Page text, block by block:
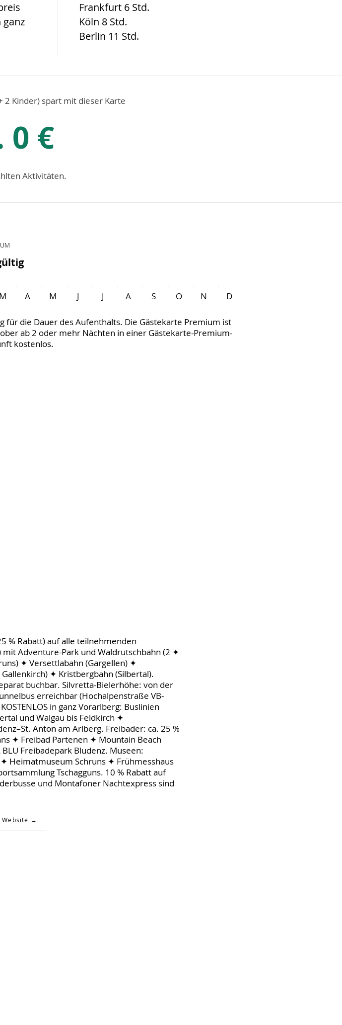
Frankfurt 6 Std.
Köln 8 Std.
Berlin 11 Std.
2 Kinder) spart mit dieser Karte
0 €
Aktivitäten.
M A M J J A S O N D
für die Dauer des Aufenthalts. Die Gästekarte Premium ist
ab 2 oder mehr Nächten in einer Gästekarte-Premium-
kostenlos.
% Rabatt) auf alle teilnehmenden
Adventure-Park und Waldrutschbahn (2 ✦
✦ Versettlabahn (Gargellen) ✦
✦ Kristbergbahn (Silbertal).
buchbar. Silvretta-Bielerhöhe: von der
erreichbar (Hochalpenstraße VB-
in ganz Vorarlberg: Buslinien
und Walgau bis Feldkirch ✦
Anton am Arlberg. Freibäder: ca. 25 %
✦ Freibad Partenen ✦ Mountain Beach
Freibadepark Bludenz. Museen:
Heimatmuseum Schruns ✦ Frühmesshaus
Tschagguns. 10 % Rabatt auf
und Montafoner Nachtexpress sind
→